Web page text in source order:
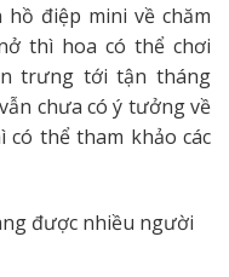
điệp mini về chăm
thì hoa có thể chơi
trưng tới tận tháng
chưa có ý tưởng về
thể tham khảo các